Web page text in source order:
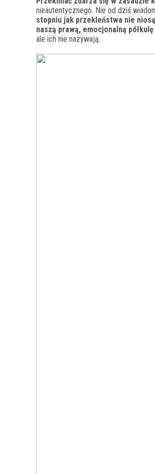
nieautentycznego. Nie od dziś
stopniu jak przekleństwa nie
naszą prawą, emocjonalną
ale ich nie nazywają.